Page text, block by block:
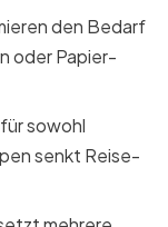
den Bedarf
oder Papier-
sowohl
senkt Reise-